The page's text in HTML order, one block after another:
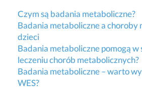
Czym są badania metaboliczne?
Badania metaboliczne a choroby
dzieci
Badania metaboliczne pomogą w
leczeniu chorób metabolicznych?
Badania metaboliczne – warto
WES?